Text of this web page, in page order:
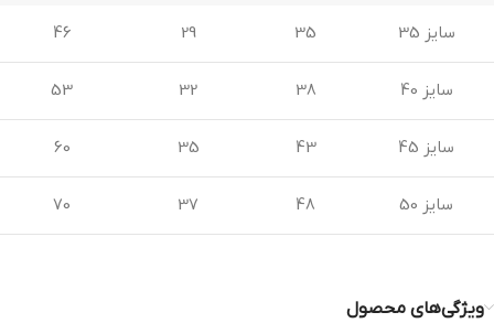
سایز 35 35
29
46
سایز 40 38
32
53
سایز 45 43
35
60
سایز 50 48
37
70
ویژگی‌های محصول